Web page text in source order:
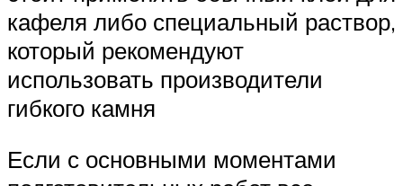
кафеля либо специальный раствор,
который рекомендуют
использовать производители
гибкого камня
Если с основными моментами